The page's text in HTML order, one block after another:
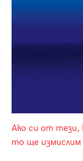
Ако си от тези,
то ще